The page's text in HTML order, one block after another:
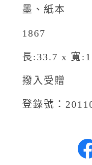
墨、紙本
1867
長:33.7 x 寬
撥入受贈
登錄號：